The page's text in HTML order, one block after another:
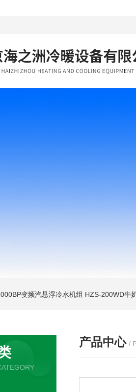
变频汽悬浮冷水机组 HZS-200WD牛
产品中心 /